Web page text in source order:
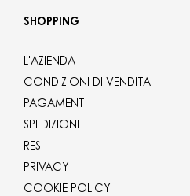
SHOPPING
L'AZIENDA
CONDIZIONI DI VENDITA
PAGAMENTI
SPEDIZIONE
RESI
PRIVACY
COOKIE POLICY